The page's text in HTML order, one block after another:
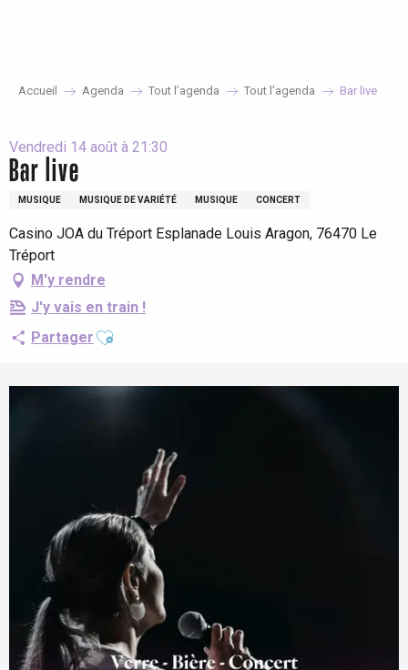
Accueil Agenda Tout l’agenda Tout l’agenda Bar live
Vendredi 14 août à 21:30
Bar live
MUSIQUE MUSIQUE DE VARIÉTÉ MUSIQUE CONCERT
Casino JOA du Tréport Esplanade Louis Aragon, 76470 Le
Tréport
M'y rendre
J'y vais en train !
Partager Ajouter aux favoris